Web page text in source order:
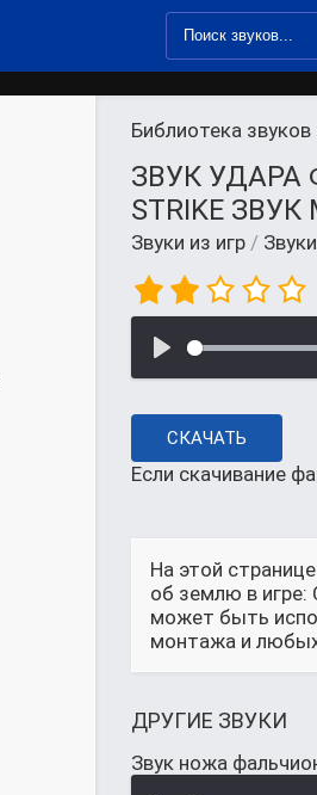
Библиотека звуков
ЗВУК УДАРА
STRIKE
Звуки из игр /
СКАЧАТЬ
Если скачивание
На этой
об землю в игре:
может быть
монтажа и любых
ДРУГИЕ ЗВУКИ
Звук ножа